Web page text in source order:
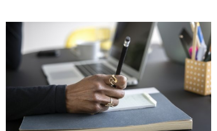
Auktorisation
Kontakt
Mina sidor (almega.se)
Bli medlem